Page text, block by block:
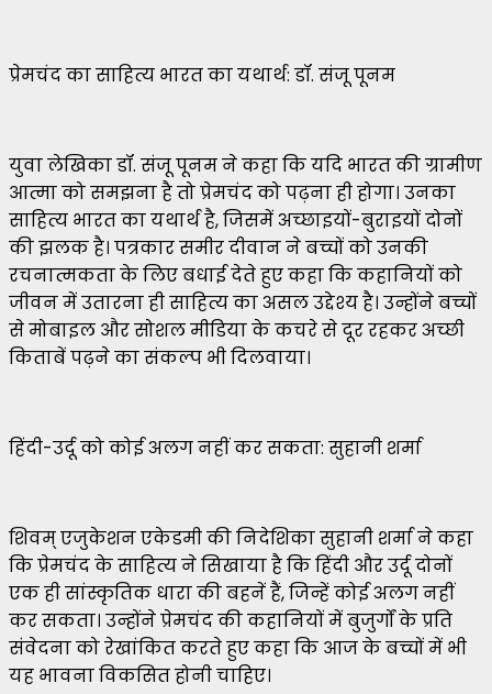
प्रेमचंद का साहित्य भारत का यथार्थ: डॉ. संजू पूनम
युवा लेखिका डॉ. संजू पूनम ने कहा कि यदि भारत की ग्रामीण
आत्मा को समझना है तो प्रेमचंद को पढ़ना ही होगा। उनका
साहित्य भारत का यथार्थ है, जिसमें अच्छाइयों-बुराइयों दोनों
की झलक है। पत्रकार समीर दीवान ने बच्चों को उनकी
रचनात्मकता के लिए बधाई देते हुए कहा कि कहानियों को
जीवन में उतारना ही साहित्य का असल उद्देश्य है। उन्होंने बच्चों
से मोबाइल और सोशल मीडिया के कचरे से दूर रहकर अच्छी
किताबें पढ़ने का संकल्प भी दिलवाया।
हिंदी-उर्दू को कोई अलग नहीं कर सकता: सुहानी शर्मा
शिवम् एजुकेशन एकेडमी की निदेशिका सुहानी शर्मा ने कहा
कि प्रेमचंद के साहित्य ने सिखाया है कि हिंदी और उर्दू दोनों
एक ही सांस्कृतिक धारा की बहनें हैं, जिन्हें कोई अलग नहीं
कर सकता। उन्होंने प्रेमचंद की कहानियों में बुजुर्गों के प्रति
संवेदना को रेखांकित करते हुए कहा कि आज के बच्चों में भी
यह भावना विकसित होनी चाहिए।